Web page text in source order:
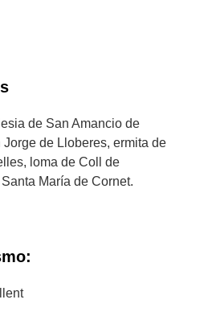
de San Amancio de
de Lloberes, ermita de
loma de Coll de
María de Cornet.